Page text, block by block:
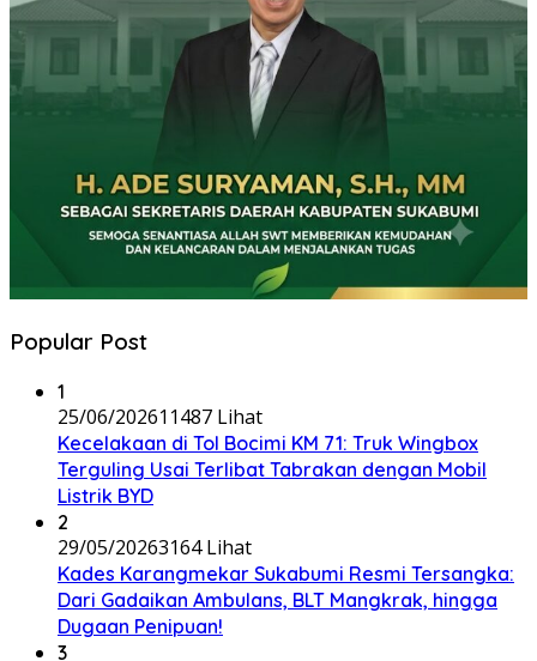
Popular Post
1
25/06/202611487 Lihat
Kecelakaan di Tol Bocimi KM 71: Truk Wingbox
Terguling Usai Terlibat Tabrakan dengan Mobil
Listrik BYD
2
29/05/20263164 Lihat
Kades Karangmekar Sukabumi Resmi Tersangka:
Dari Gadaikan Ambulans, BLT Mangkrak, hingga
Dugaan Penipuan!
3